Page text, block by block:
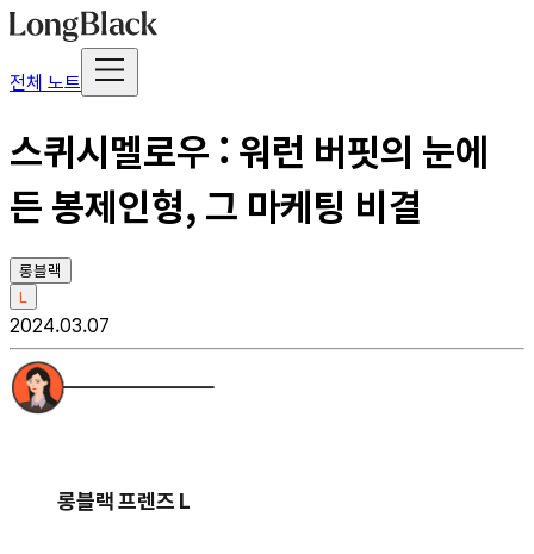
전체 노트
스퀴시멜로우 : 워런 버핏의 눈에
든 봉제인형, 그 마케팅 비결
롱블랙
L
2024.03.07
롱블랙 프렌즈 L